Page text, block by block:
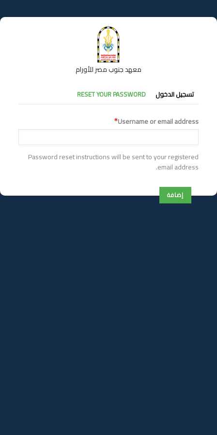
إلى
المحتوى
معهد جنوب مصر للأورام
التبويبات
الأساسية
تسجيل الدخول RESET YOUR PASSWORD
Username or email address
Password reset instructions will be sent to your registered
email address.